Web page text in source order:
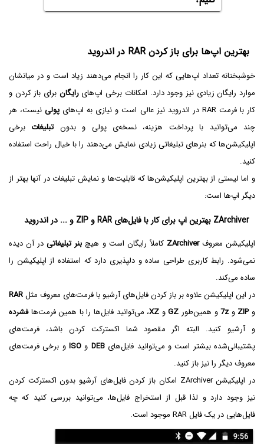
بهترین اپ‌ها برای باز کردن RAR در اندروید
خوشبختانه تعداد اپ‌هایی که این کار را انجام می‌دهند زیاد است و در میانشان
موارد رایگان زیادی نیز وجود دارد. امکانات برخی اپ‌هایرایگان برای باز کردن و
کار با فرمت RAR در اندروید نیز عالی است و نیازی به اپ‌های
پولینیست، هر
چند می‌توانید با پرداخت هزینه، نسخه‌ی پولی و بدونتبلیغات برخی
اپلیکیشن‌ها که بنرهای تبلیغاتی زیادی نمایش می‌دهند را با خیال راحت استفاده
کنید.
و اما لیستی از بهترین اپلیکیشن‌ها که قابلیت‌ها و نمایش تبلیغات در آنها بهتر از
دیگر اپ‌ها است:
ZArchiver بهترین اپ برای کار با فایل‌های RAR و ZIP و ... در اندروید
اپلیکیشن معروفZArchiver کاملاً رایگان است و هیچ بنر تبلیغاتیدر آن دیده
نمی‌شود. رابط کاربری طراحی ساده و دلپذیری دارد که استفاده از اپلیکیشن را
ساده می‌کند.
در این اپلیکیشن علاوه بر باز کردن فایل‌های آرشیو با فرمت‌های معروف مثلRAR
وZIP و7zو همین‌طور GZو XZ، می‌توانید فایل‌ها را با همین فرمت‌هافشرده
و آرشیو کنید. البته اگر مقصود شما اکسترکت کردن باشد، فرمت‌های
پشتیبانی‌شده بیشتر است و می‌توانید فایل‌هایDEB‌ و ISOو برخی فرمت‌های
معروف دیگر را نیز باز کنید.
در اپلیکیشن ZArchiver امکان باز کردن فایل‌های آرشیو بدون اکسترکت کردن
نیز وجود دارد و لذا قبل از استخراج فایل‌ها، می‌توانید بررسی کنید که چه
فایل‌هایی در یک فایل RAR‌ موجود است.